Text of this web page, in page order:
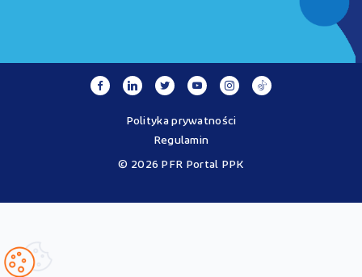
© 2026 PFR Portal PPK
Polityka prywatności
Regulamin
Ustawy o PPK przez operatora - PFR Portal PPK sp. z o.o., spółkę